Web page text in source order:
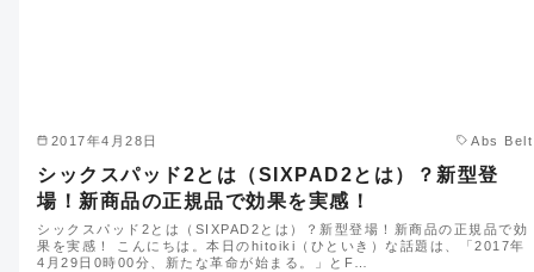
2017年4月28日 Abs Belt
シックスパッド2とは（SIXPAD2とは）？新型登
場！新商品の正規品で効果を実感！
シックスパッド2とは（SIXPAD2とは）？新型登場！新商品の正規品で効
果を実感！ こんにちは。本日のhitoiki（ひといき）な話題は、「2017年
4月29日0時00分、新たな革命が始まる。」とF…